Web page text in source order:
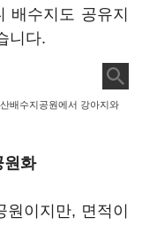
배수지도 공유지
니다.
배수지공원에서 강아지와
원화
이지만, 면적이